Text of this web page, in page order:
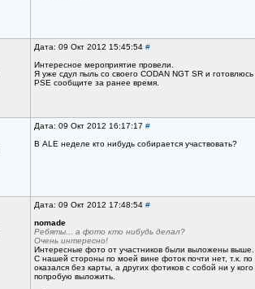
Дата: 09 Окт 2012 15:45:54 #
Интересное мероприятие провели.
Я уже сдул пыль со своего CODAN NGT SR и
PSE сообщите за ранее время.
Дата: 09 Окт 2012 16:17:17 #
В ALE неделе кто нибудь собирается участвовать?
Дата: 09 Окт 2012 17:48:54 #
nomade
Ребяты... а фото кто нибудь делал?
Очень интересно!
Интересные фото от участников были выложены выше.
С нашей стороны по моей вине фоток почти нет, т.к.
оказался без карты, а других фотиков с собой ни у
попробую выложить.